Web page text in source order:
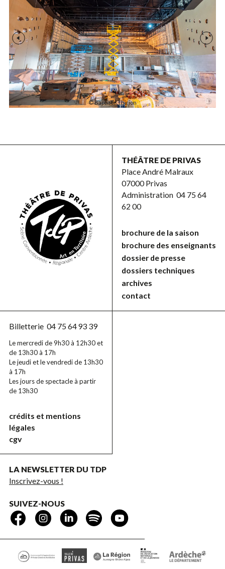
Médias précédents
© Baptiste Thirion
THÉÂTRE DE PRIVAS
Place André Malraux
07000 Privas
Administration 04 75 64
62 00
brochure de la saison
brochure des enseignants
dossier de presse
dossiers techniques
archives
contact
Billetterie 04 75 64 93 39
Le mercredi de 9h30 à 12h30 et
de 13h30 à 17h
Le jeudi et le vendredi de 13h30
à 17h
Les jours de spectacle à partir
de 13h30
crédits et mentions
légales
cgv
LA NEWSLETTER DU TDP
Inscrivez-vous !
SUIVEZ-NOUS